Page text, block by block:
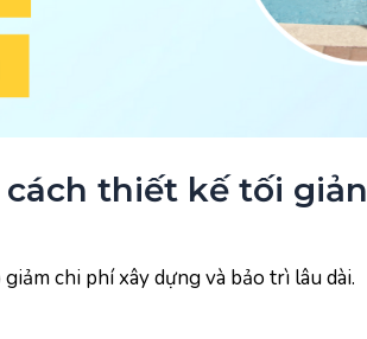
thiết kế tối giản
chi phí xây dựng và bảo trì lâu dài.